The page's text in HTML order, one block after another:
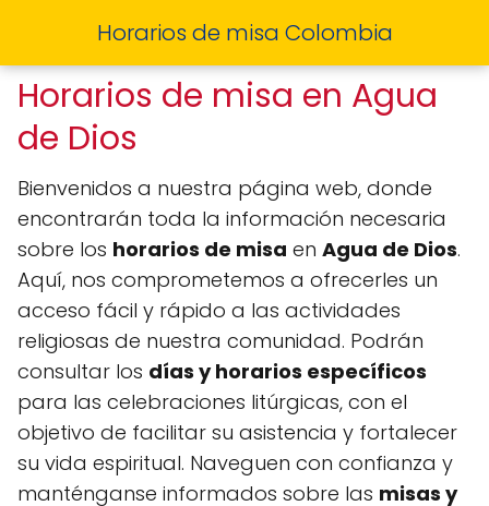
Horarios de misa Colombia
Horarios de misa en Agua
de Dios
Bienvenidos a nuestra página web, donde
encontrarán toda la información necesaria
sobre los horarios de misa en Agua de Dios.
Aquí, nos comprometemos a ofrecerles un
acceso fácil y rápido a las actividades
religiosas de nuestra comunidad. Podrán
consultar los días y horarios específicos
para las celebraciones litúrgicas, con el
objetivo de facilitar su asistencia y fortalecer
su vida espiritual. Naveguen con confianza y
manténganse informados sobre las misas y